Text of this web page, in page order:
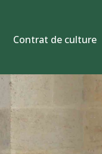
Contrat de culture